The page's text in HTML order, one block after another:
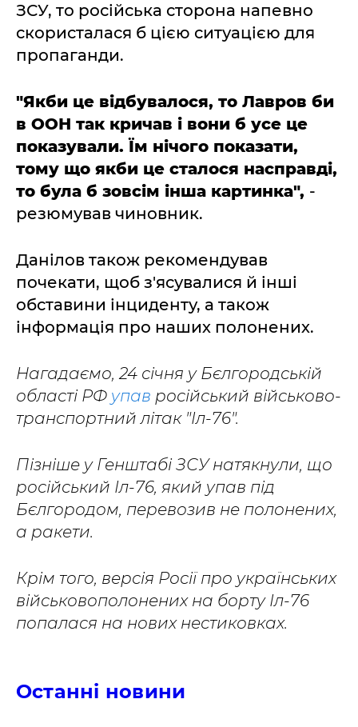
ЗСУ, то російська сторона напевно
скористалася б цією ситуацією для
пропаганди.
"Якби це відбувалося, то Лавров би
в ООН так кричав і вони б усе це
показували. Їм нічого показати,
тому що якби це сталося насправді,
то була б зовсім інша картинка", -
резюмував чиновник.
Данілов також рекомендував
почекати, щоб з'ясувалися й інші
обставини інциденту, а також
інформація про наших полонених.
Нагадаємо, 24 січня у Бєлгородській
області РФ упав російський військово-
транспортний літак "Іл-76".
Пізніше у Генштабі ЗСУ натякнули, що
російський Іл-76, який упав під
Бєлгородом, перевозив не полонених,
а ракети.
Крім того, версія Росії про українських
військовополонених на борту Іл-76
попалася на нових нестиковках.
Останні новини